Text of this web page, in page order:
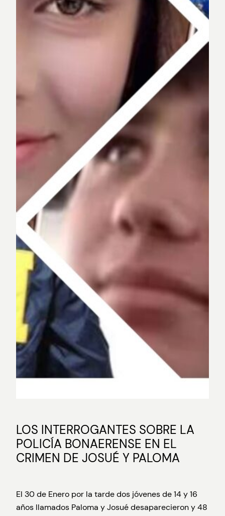
LOS INTERROGANTES SOBRE LA
POLICÍA BONAERENSE EN EL
CRIMEN DE JOSUÉ Y PALOMA
El 30 de Enero por la tarde dos jóvenes de 14 y 16
años llamados Paloma y Josué desaparecieron y 48